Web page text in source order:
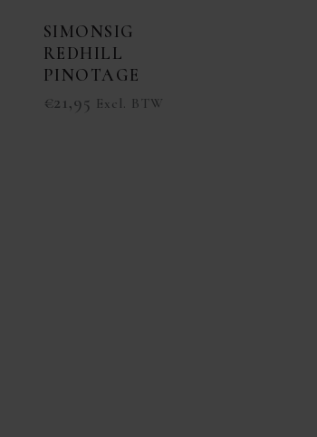
SIMONSIG
REDHILL
PINOTAGE
€21,95 Excl. BTW